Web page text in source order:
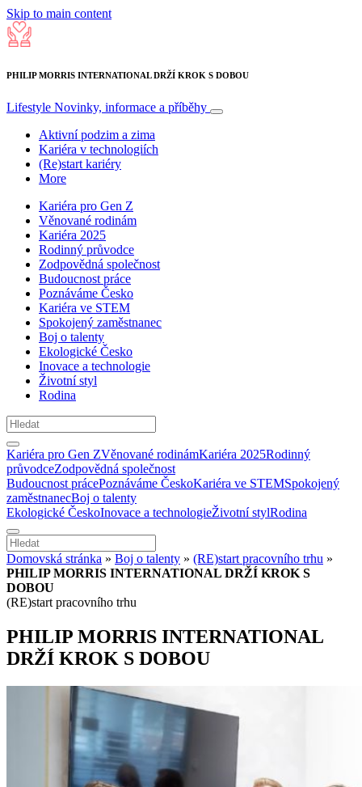
Skip to main content
PHILIP MORRIS INTERNATIONAL DRŽÍ KROK S DOBOU
Lifestyle Novinky, informace a příběhy
Aktivní podzim a zima
Kariéra v technologiích
(Re)start kariéry
More
Kariéra pro Gen Z
Věnované rodinám
Kariéra 2025
Rodinný průvodce
Zodpovědná společnost
Budoucnost práce
Poznáváme Česko
Kariéra ve STEM
Spokojený zaměstnanec
Boj o talenty
Ekologické Česko
Inovace a technologie
Životní styl
Rodina
Kariéra pro Gen ZVěnované rodinámKariéra 2025Rodinný
průvodceZodpovědná společnost
Budoucnost prácePoznáváme ČeskoKariéra ve STEMSpokojený
zaměstnanecBoj o talenty
Ekologické ČeskoInovace a technologieŽivotní stylRodina
Domovská stránka » Boj o talenty » (RE)start pracovního trhu »
PHILIP MORRIS INTERNATIONAL DRŽÍ KROK S
DOBOU
(RE)start pracovního trhu
PHILIP MORRIS INTERNATIONAL
DRŽÍ KROK S DOBOU